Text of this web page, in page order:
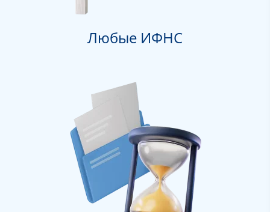
Любые ИФНС